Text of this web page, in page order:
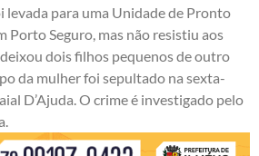
levada para uma Unidade de Pronto
Porto Seguro, mas não resistiu aos
dois filhos pequenos de outro
da mulher foi sepultado na sexta-
D’Ajuda. O crime é investigado pelo